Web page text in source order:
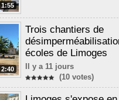
1:55
2:40
Trois chantiers de
écoles de Limoges
Il y a 11 jours
(10 votes)